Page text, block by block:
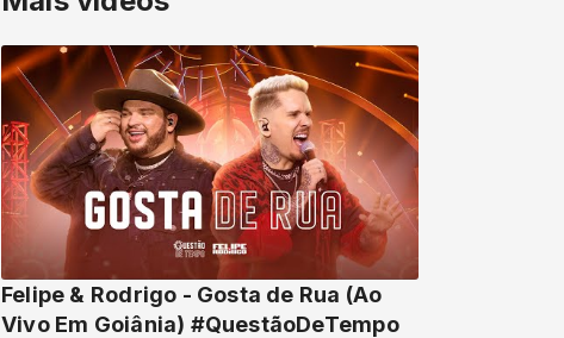
Felipe & Rodrigo - Gosta de Rua (Ao
Vivo Em Goiânia) #QuestãoDeTempo